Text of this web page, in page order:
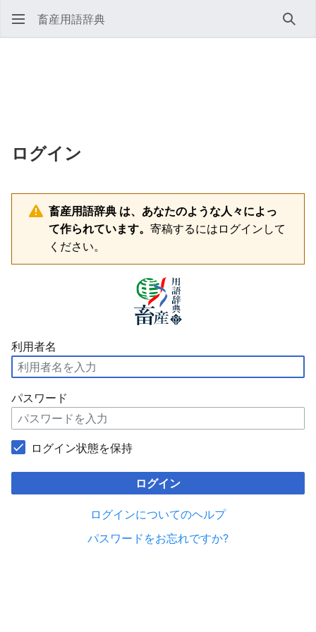
畜産用語辞典 検索
ログイン
畜産用語辞典 は、あなたのような人々によっ
て作られています。 寄稿するにはログインして
ください。
利用者名
パスワード
ログイン状態を保持
ログイン
ログインについてのヘルプ
パスワードをお忘れですか?